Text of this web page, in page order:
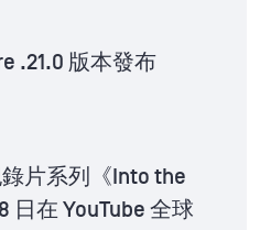
.21.0 版本發布
錄片系列《Into the
日在 YouTube 全球